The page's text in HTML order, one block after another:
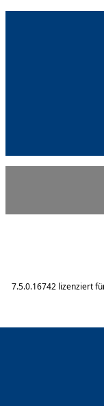
7.5.0.16742 lizenziert